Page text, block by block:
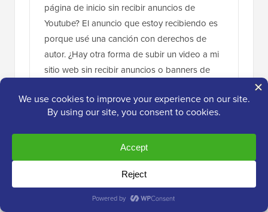
página de inicio sin recibir anuncios de
Youtube? El anuncio que estoy recibiendo es
porque usé una canción con derechos de
autor. ¿Hay otra forma de subir un video a mi
sitio web sin recibir anuncios o banners de
Responder
2 de sep de 2015 a las 12:28 pm